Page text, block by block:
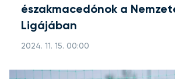
északmacedónok a
Ligájában
2024. 11. 15. 00:00